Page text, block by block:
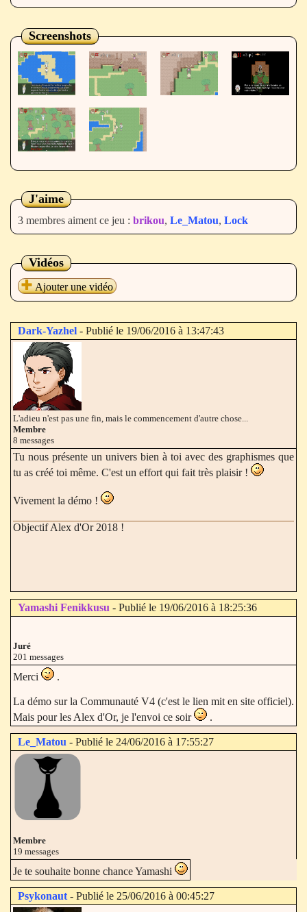
Screenshots
J'aime
3 membres aiment ce jeu : brikou, Le_Matou, Lock
Vidéos
Ajouter une vidéo
Dark-Yazhel - Publié le 19/06/2016 à 13:47:43
L'adieu n'est pas une fin, mais le commencement d'autre chose...
Membre
8 messages
Tu nous présente un univers bien à toi avec des graphismes que
tu as créé toi même. C'est un effort qui fait très plaisir !
Vivement la démo !
Objectif Alex d'Or 2018 !
Yamashi Fenikkusu - Publié le 19/06/2016 à 18:25:36
Juré
201 messages
Merci .
La démo sur la Communauté V4 (c'est le lien mit en site officiel).
Mais pour les Alex d'Or, je l'envoi ce soir
.
Le_Matou - Publié le 24/06/2016 à 17:55:27
Membre
19 messages
Je te souhaite bonne chance Yamashi
Psykonaut - Publié le 25/06/2016 à 00:45:27